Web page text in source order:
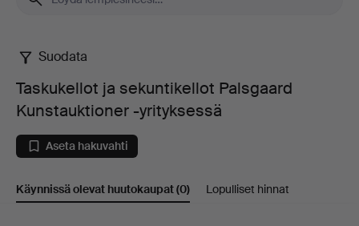
Taskukellot
ja
sekuntikellot
Palsgaard
Suodata
Taskukellot ja sekuntikellot Palsgaard
Kunstauktioner -yrityksessä
Aseta hakuvahti
Käynnissä olevat huutokaupat(0) Lopulliset hinnat